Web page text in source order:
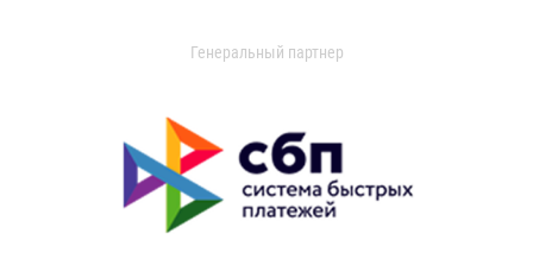
Генеральный партнер